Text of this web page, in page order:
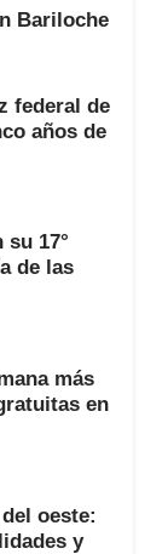
Bariloche
federal de
años de
su 17°
de las
más
en
oeste:
y